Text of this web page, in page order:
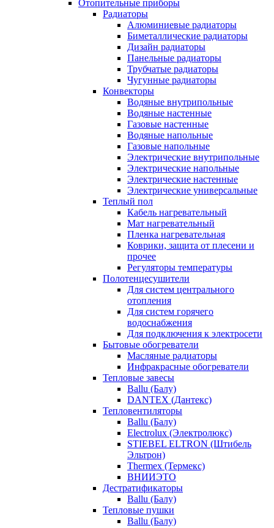
Отопительные приборы
Радиаторы
Алюминиевые радиаторы
Биметаллические радиаторы
Дизайн радиаторы
Панельные радиаторы
Трубчатые радиаторы
Чугунные радиаторы
Конвекторы
Водяные внутрипольные
Водяные настенные
Газовые настенные
Водяные напольные
Газовые напольные
Электрические внутрипольные
Электрические напольные
Электрические настенные
Электрические универсальные
Теплый пол
Кабель нагревательный
Мат нагревательный
Пленка нагревательная
Коврики, защита от плесени и
прочее
Регуляторы температуры
Полотенцесушители
Для систем центрального
отопления
Для систем горячего
водоснабжения
Для подключения к электросети
Бытовые обогреватели
Масляные радиаторы
Инфракрасные обогреватели
Тепловые завесы
Ballu (Балу)
DANTEX (Дантекс)
Тепловентиляторы
Ballu (Балу)
Electrolux (Электролюкс)
STIEBEL ELTRON (Штибель
Эльтрон)
Thermex (Термекс)
ВНИИЭТО
Дестратификаторы
Ballu (Балу)
Тепловые пушки
Ballu (Балу)